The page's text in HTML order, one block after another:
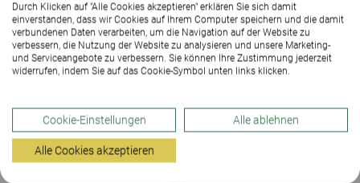
Durch Klicken auf "Alle Cookies akzeptieren" erklären Sie sich damit
einverstanden, dass wir Cookies auf Ihrem Computer speichern und die damit
verbundenen Daten verarbeiten, um die Navigation auf der Website zu
verbessern, die Nutzung der Website zu analysieren und unsere Marketing-
und Serviceangebote zu verbessern. Sie können Ihre Zustimmung jederzeit
widerrufen, indem Sie auf das Cookie-Symbol unten links klicken.
Cookie-Einstellungen Alle ablehnen
Alle Cookies akzeptieren